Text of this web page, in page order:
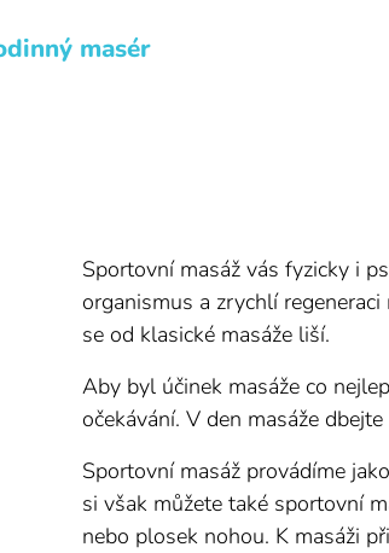
masér
Sportovní masáž vás fyzicky i
organismus a zrychlí
se od klasické masáže liší.
Aby byl účinek masáže co
očekávání. V den masáže
Sportovní masáž provádíme
si však můžete také sportovní
nebo plosek nohou. K masáži